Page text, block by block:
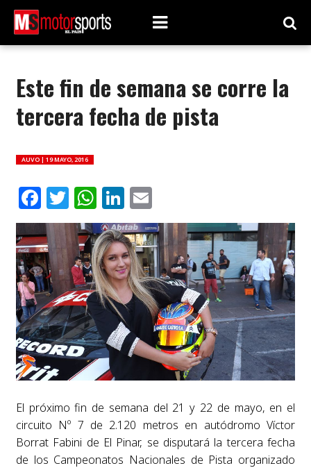
Este fin de semana se corre la
tercera fecha de pista
AUVO | 19 MAYO, 2016
Facebook
Twitter
WhatsApp
LinkedIn
Email
El próximo fin de semana del 21 y 22 de mayo, en el
circuito Nº 7 de 2.120 metros en autódromo Víctor
Borrat Fabini de El Pinar, se disputará la tercera fecha
de los Campeonatos Nacionales de Pista organizado